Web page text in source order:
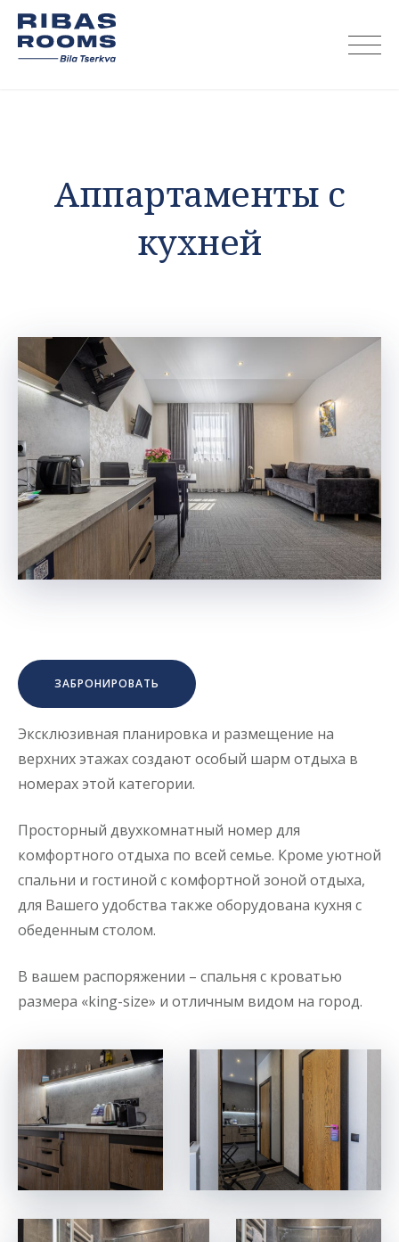
Skip
content
Аппартаменты с
кухней
ЗАБРОНИРОВАТЬ
Эксклюзивная планировка и размещение на
верхних этажах создают особый шарм отдыха в
номерах этой категории.
Просторный двухкомнатный номер для
комфортного отдыха по всей семье. Кроме уютной
спальни и гостиной с комфортной зоной отдыха,
для Вашего удобства также оборудована кухня с
обеденным столом.
В вашем распоряжении – спальня с кроватью
размера «king-size» и отличным видом на город.